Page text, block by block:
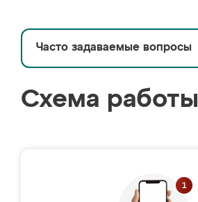
Часто задаваемые вопросы
Схема работы